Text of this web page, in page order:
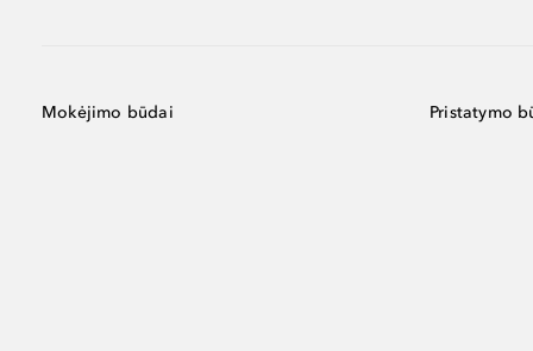
Mokėjimo būdai Pristatymo